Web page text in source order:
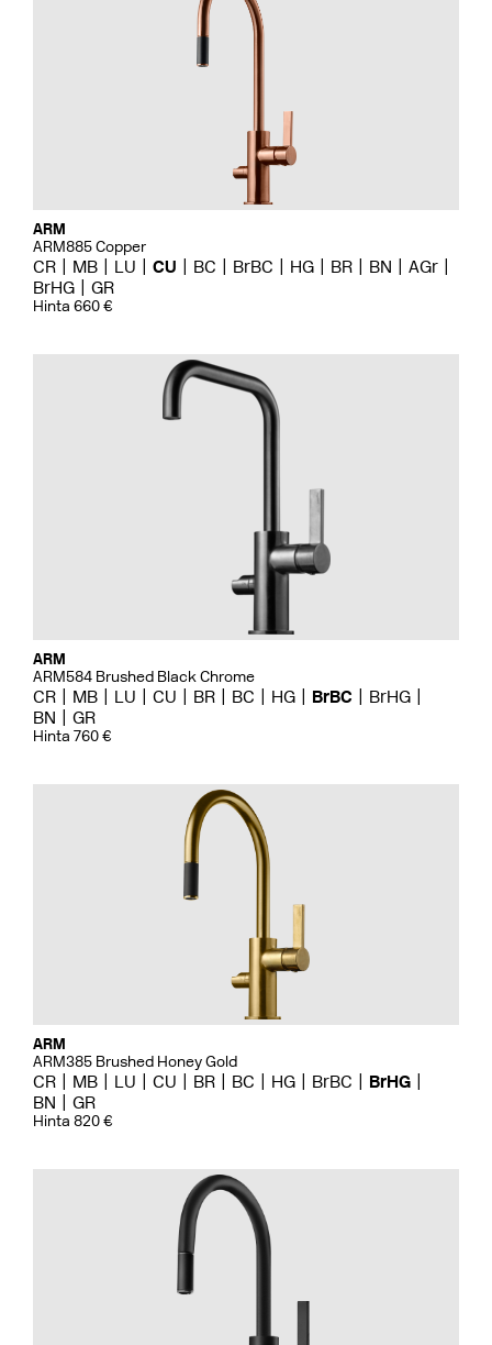
ARM
ARM885 Copper
CR MB LU CU BC BrBC HG BR BN
AGr
BrHG
GR
Hinta 660 €
ARM
ARM584 Brushed Black Chrome
CR MB LU CU BR BC HG BrBC
BrHG
BN
GR
Hinta 760 €
ARM
ARM385 Brushed Honey Gold
CR MB LU CU BR BC HG BrBC
BrHG
BN
GR
Hinta 820 €